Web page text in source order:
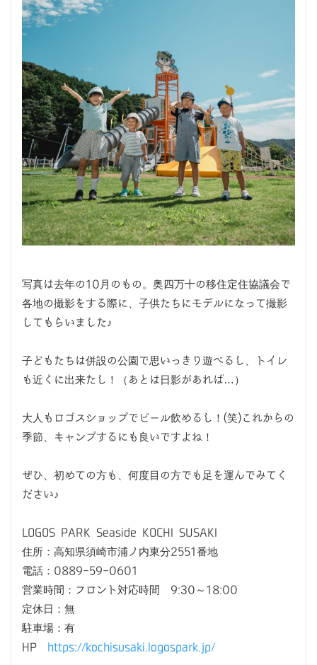
写真は去年の10月のもの。奥四万十の移住定住協議会で
各地の撮影をする際に、子供たちにモデルになって撮影
してもらいました♪
子どもたちは併設の公園で思いっきり遊べるし、トイレ
も近くに出来たし！（あとは日影があれば…）
大人もロゴスショップでビール飲めるし！(笑)これからの
季節、キャンプするにも良いですよね！
ぜひ、初めての方も、何度目の方でも足を運んでみてく
ださい♪
LOGOS PARK Seaside KOCHI SUSAKI
住所：高知県須崎市浦ノ内東分2551番地
電話：0889-59-0601
営業時間：フロント対応時間 9:30～18:00
定休日：無
駐車場：有
HP
https://kochisusaki.logospark.jp/